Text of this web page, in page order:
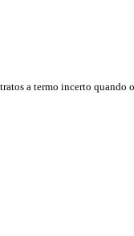
a termo incerto quando